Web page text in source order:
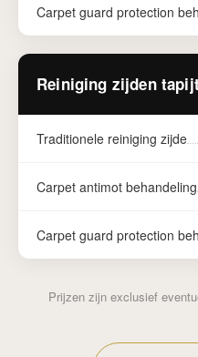
Carpet guard protection
Reiniging zijden
Traditionele reiniging zijde
Carpet antimot behandeling
Carpet guard protection
Prijzen zijn exclusief